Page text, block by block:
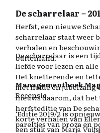
De scharrelaar –
Herfst, een nieuwe
scharrelaar staat weer
verhalen en
buitenland.
De scharrelaar is een
liefde voor lezen en
Het knetterende en
met liefde en jubelzang
nieuws daarom, dat het
herfsteditie van De
korte verhalen van
een stuk van Marja
Managementboek
Recensie
‘Editie 2019/2 is
pareltjes van proza en